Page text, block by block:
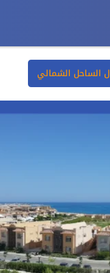
الساحل الشمالي